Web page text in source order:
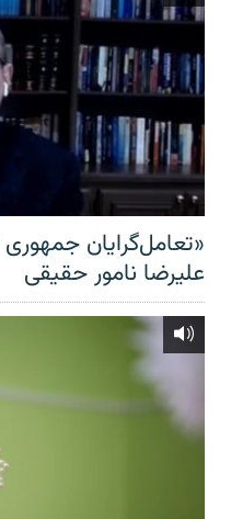
«تعامل‌گرایان
علیرضا نامور حقیقی